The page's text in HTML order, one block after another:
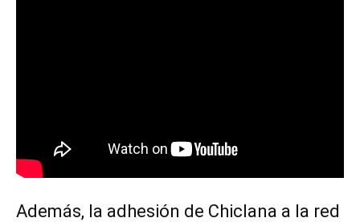
Además, la adhesión de Chiclana a la red